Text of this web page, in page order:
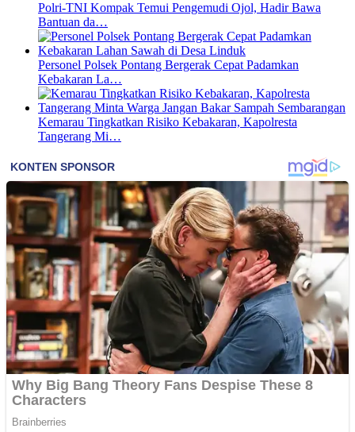
Polri-TNI Kompak Temui Pengemudi Ojol, Hadir Bawa
Bantuan da…
Personel Polsek Pontang Bergerak Cepat Padamkan
Kebakaran La…
Kemarau Tingkatkan Risiko Kebakaran, Kapolresta
Tangerang Mi…